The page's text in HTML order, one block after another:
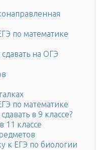
по математике
на ОГЭ
по математике
в 9 классе?
11 классе
к ЕГЭ по биологии